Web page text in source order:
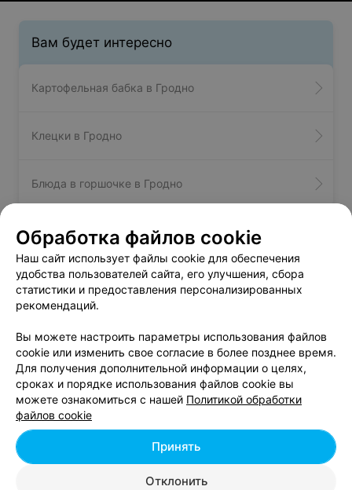
Вам будет интересно
Картофельная бабка в Гродно
Клецки в Гродно
Блюда в горшочке в Гродно
Мачанка - цена в Гродно
Мачанка с дранниками от 18 руб.
Добавить компанию
Добавить специалиста
Обработка файлов cookie
Наш сайт использует файлы cookie для обеспечения
удобства пользователей сайта, его улучшения, сбора
статистики и предоставления персонализированных
рекомендаций.
Вы можете настроить параметры использования файлов
cookie или изменить свое согласие в более позднее время.
Для получения дополнительной информации о целях,
сроках и порядке использования файлов cookie вы
можете ознакомиться с нашей Политикой обработки
файлов cookie
Отклонить
Принять